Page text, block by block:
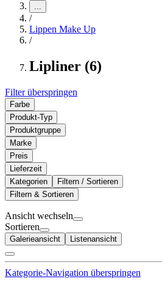
...
/
Lippen Make Up
/
Lipliner (6)
Filter überspringen
Farbe
Produkt-Typ
Produktgruppe
Marke
Preis
Lieferzeit
Kategorien
Filtern / Sortieren
Filtern & Sortieren
Ansicht wechseln
Sortieren
Galerieansicht Listenansicht
Kategorie-Navigation überspringen